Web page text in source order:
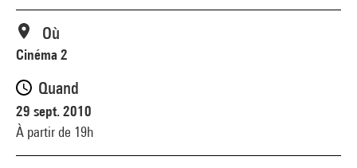
Où
Cinéma 2
Quand
29 sept. 2010
À partir de 19h